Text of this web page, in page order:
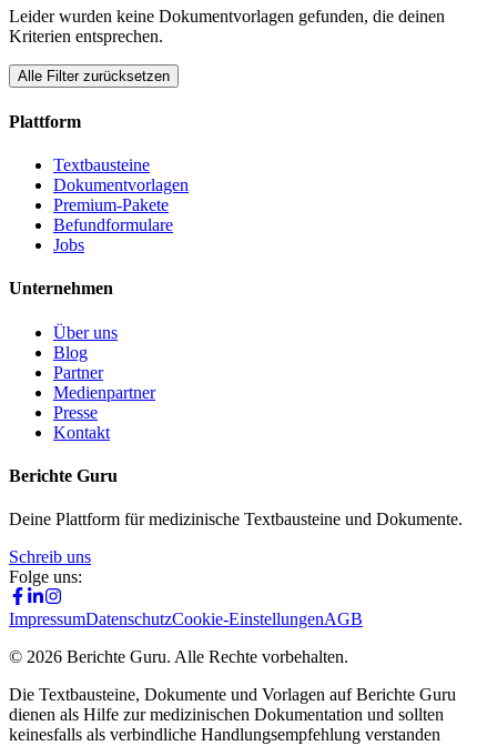
Leider wurden keine Dokumentvorlagen gefunden, die deinen
Kriterien entsprechen.
Alle Filter zurücksetzen
Plattform
Textbausteine
Dokumentvorlagen
Premium-Pakete
Befundformulare
Jobs
Unternehmen
Über uns
Blog
Partner
Medienpartner
Presse
Kontakt
Berichte Guru
Deine Plattform für medizinische Textbausteine und Dokumente.
Schreib uns
Folge uns:
ImpressumDatenschutzCookie-EinstellungenAGB
© 2026 Berichte Guru. Alle Rechte vorbehalten.
Die Textbausteine, Dokumente und Vorlagen auf Berichte Guru
dienen als Hilfe zur medizinischen Dokumentation und sollten
keinesfalls als verbindliche Handlungsempfehlung verstanden